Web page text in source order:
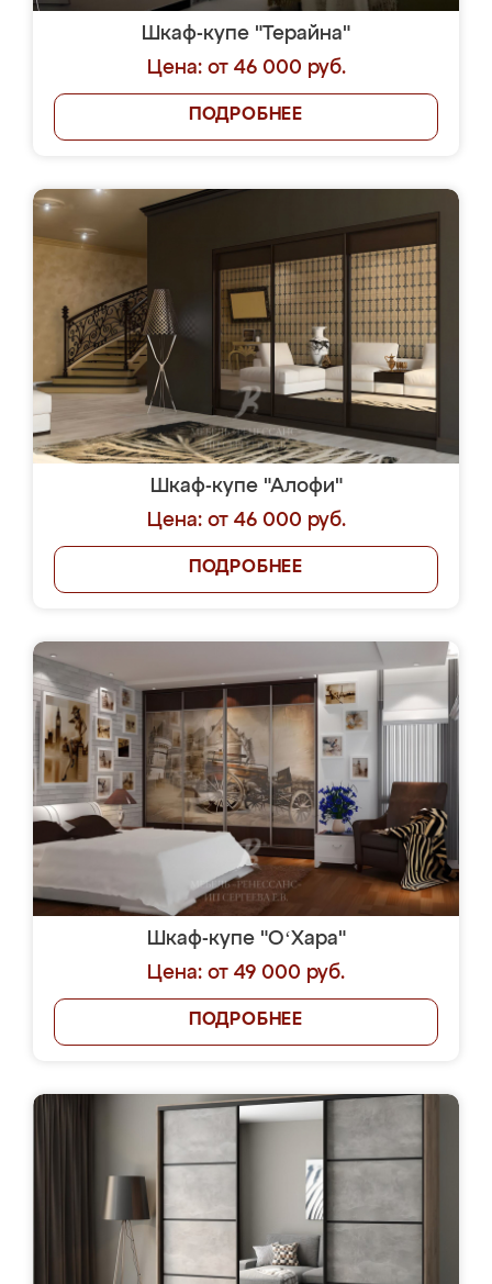
Шкаф-купе "Терайна"
Цена: от 46 000 руб.
ПОДРОБНЕЕ
Шкаф-купе "Алофи"
Цена: от 46 000 руб.
ПОДРОБНЕЕ
Шкаф-купе "OʻХара"
Цена: от 49 000 руб.
ПОДРОБНЕЕ